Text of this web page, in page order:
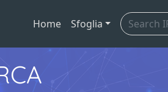
Home Sfoglia